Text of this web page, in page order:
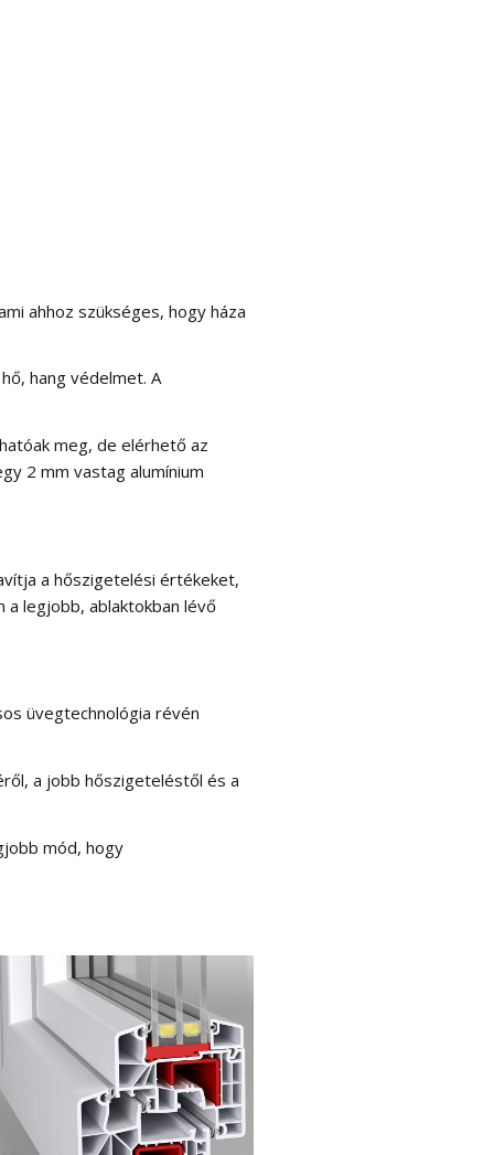
ahhoz szükséges, hogy háza
hang védelmet. A
meg, de elérhető az
2 mm vastag alumínium
a hőszigetelési értékeket,
a legjobb, ablaktokban lévő
üvegtechnológia révén
a jobb hőszigeteléstől és a
mód, hogy